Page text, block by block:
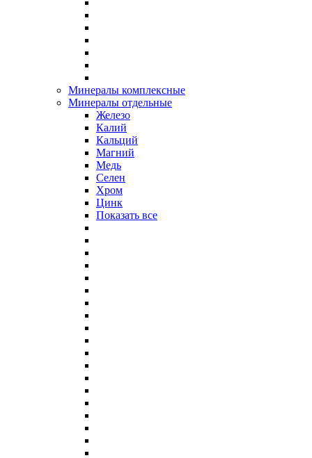
Минералы комплексные
Минералы отдельные
Железо
Калий
Кальций
Магний
Медь
Селен
Хром
Цинк
Показать все